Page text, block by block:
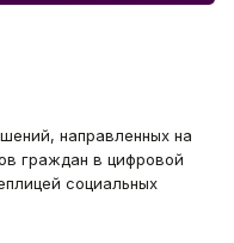
направленных на
граждан в цифровой
социальных